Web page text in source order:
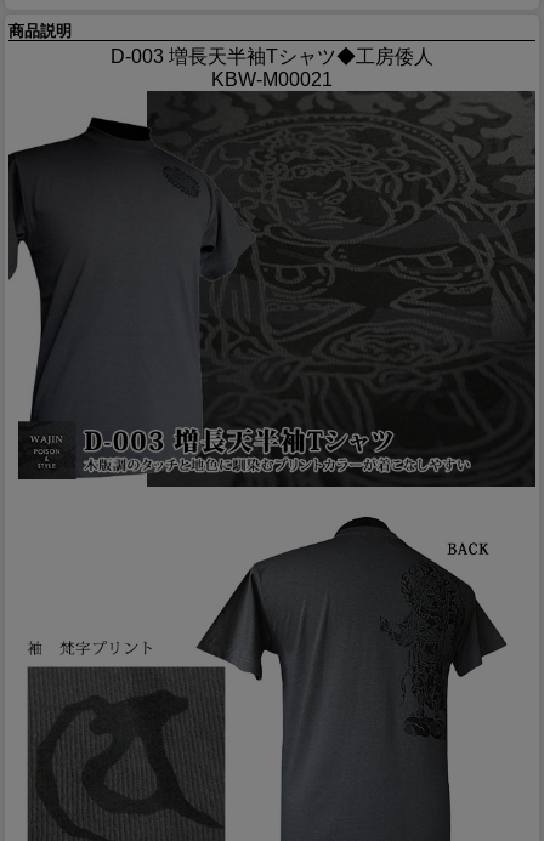
商品説明
D-003 増長天半袖Tシャツ◆工房倭人
KBW-M00021